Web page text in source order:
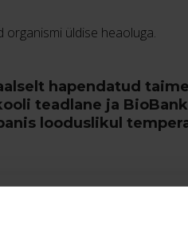
üldise heaoluga.
hapendatud
teadlane ja
looduslikul